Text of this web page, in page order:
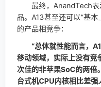
最终，AnandTech表
品。A13甚至还可以“基
的产品相竞争：
“总体就性能而言，
移动领域，实际上没有竞
次佳的非苹果SoC的两倍
台式机CPU内核相比差